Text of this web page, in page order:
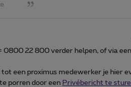
0800 22 800 verder helpen, of via
een proximus medewerker je hier
porren door een Privébericht te